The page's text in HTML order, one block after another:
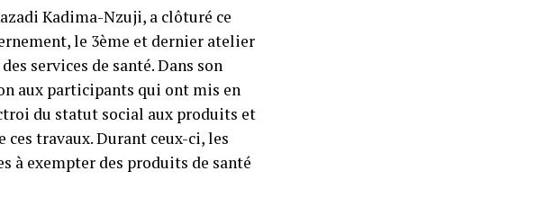
Kadima-Nzuji, a clôturé ce
le 3ème et dernier atelier
services de santé. Dans son
aux participants qui ont mis en
du statut social aux produits et
ces travaux. Durant ceux-ci, les
à exempter des produits de santé